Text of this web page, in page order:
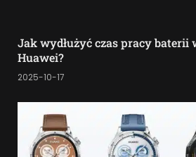
Jak wydłużyć czas pracy baterii
Huawei?
2025-10-17